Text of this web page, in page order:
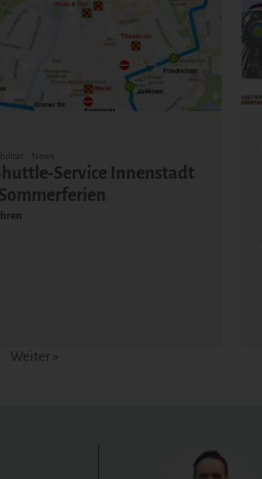
News
Service Innenstadt
Weiter »